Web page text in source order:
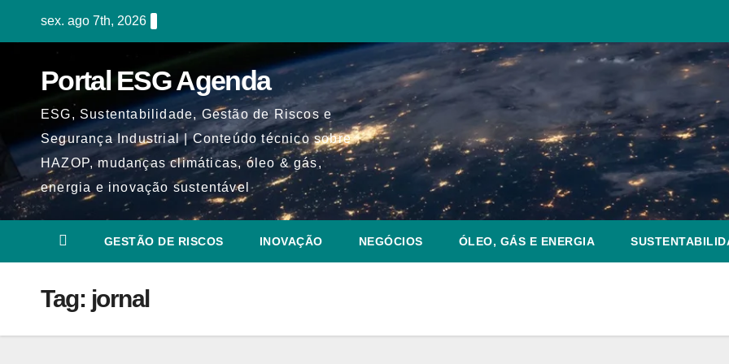
sex. ago 7th, 2026
Portal ESG Agenda
ESG, Sustentabilidade, Gestão de Riscos e
Segurança Industrial | Conteúdo técnico sobre
HAZOP, mudanças climáticas, óleo & gás,
energia e inovação sustentável
GESTÃO DE RISCOS INOVAÇÃO NEGÓCIOS ÓLEO, GÁS E ENERGIA
Tag: jornal